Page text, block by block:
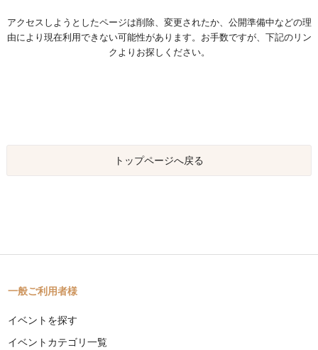
アクセスしようとしたページは削除、変更されたか、公開準備中などの理
由により現在利用できない可能性があります。お手数ですが、下記のリン
クよりお探しください。
トップページへ戻る
一般ご利用者様
イベントを探す
イベントカテゴリ一覧